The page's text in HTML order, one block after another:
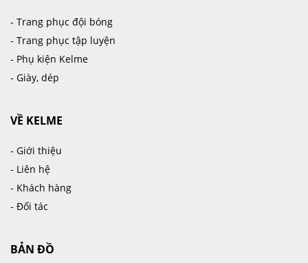
- Trang phục đội bóng
- Trang phục tập luyện
- Phụ kiện Kelme
- Giày, dép
VỀ KELME
- Giới thiệu
- Liên hệ
- Khách hàng
- Đối tác
BẢN ĐỒ